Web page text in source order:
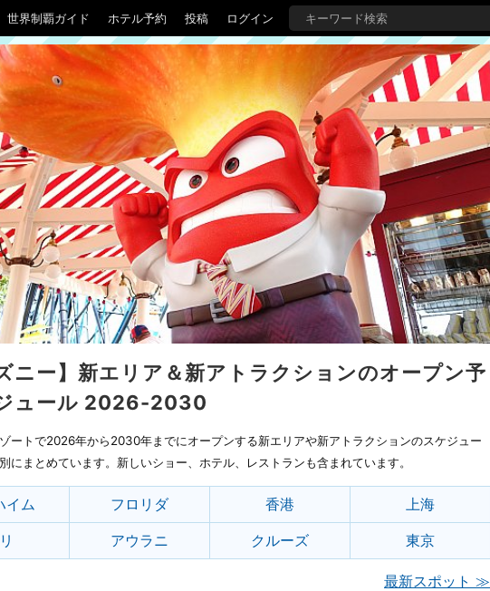
世界制覇ガイド ホテル予約 投稿 ログイン
ニー】新エリア＆新アトラクションのオープン予
ュール 2026-2030
ートで2026年から2030年までにオープンする新エリアや新アトラクションのスケジュー
にまとめています。新しいショー、ホテル、レストランも含まれています。
イム フロリダ 香港
上海
アウラニ クルーズ 東京
最新スポット ≫